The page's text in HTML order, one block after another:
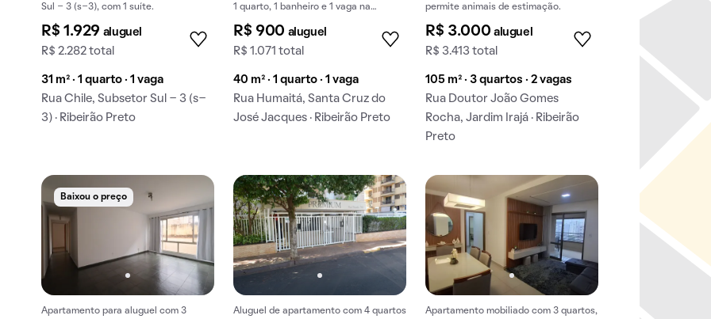
Sul - 3 (s-3), com 1 suíte.
R$ 1.929 aluguel
R$ 2.282 total
31 m² · 1 quarto · 1 vaga
Rua Chile, Subsetor Sul - 3 (s-
3) · Ribeirão Preto
1 quarto, 1 banheiro e 1 vaga na
Jacques.
R$ 900 aluguel
R$ 1.071 total
40 m² · 1 quarto · 1 vaga
Rua Humaitá, Santa Cruz do
José Jacques · Ribeirão Preto
permite animais de estimação.
R$ 3.000 aluguel
R$ 3.413 total
105 m² · 3 quartos · 2 vagas
Rua Doutor João Gomes
Rocha, Jardim Irajá · Ribeirão
Preto
Baixou o preço
Apartamento para aluguel com 3 Aluguel de apartamento com 4 quartos Apartamento mobiliado com 3 quartos,